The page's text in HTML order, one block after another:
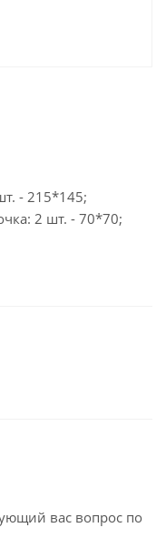
- 215*145;
2 шт. - 70*70;
вас вопрос по